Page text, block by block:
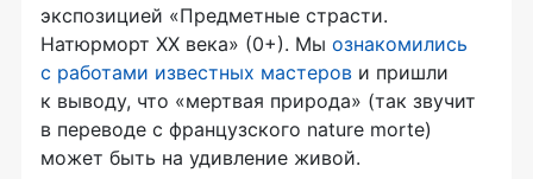
экспозицией «Предметные страсти.
Натюрморт XX века» (0+). Мы ознакомились
с работами известных мастеров и пришли
к выводу, что «мертвая природа» (так звучит
в переводе с французского nature morte)
может быть на удивление живой.